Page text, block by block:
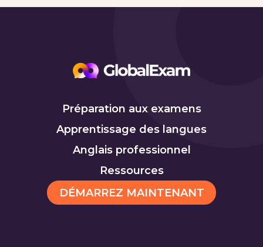
Préparation aux examens
Apprentissage des langues
Anglais professionnel
Ressources
DÉMARREZ MAINTENANT